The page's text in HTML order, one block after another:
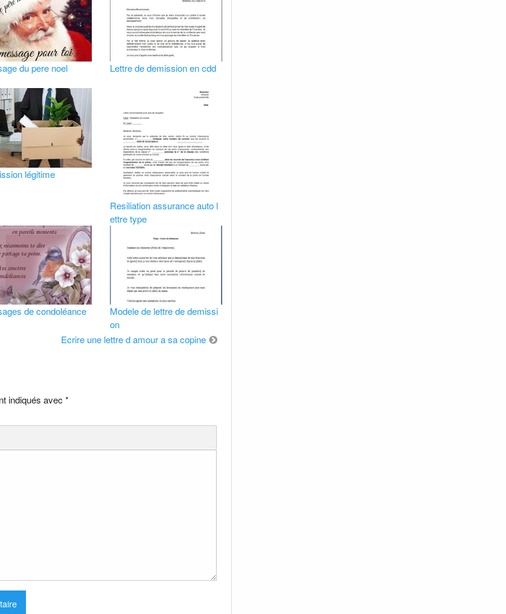
du pere noel Lettre de demission en cdd
légitime
Resiliation assurance auto l
ettre type
de condoléance
Modele de lettre de demissi
on
Ecrire une lettre d amour a sa copine
indiqués avec *